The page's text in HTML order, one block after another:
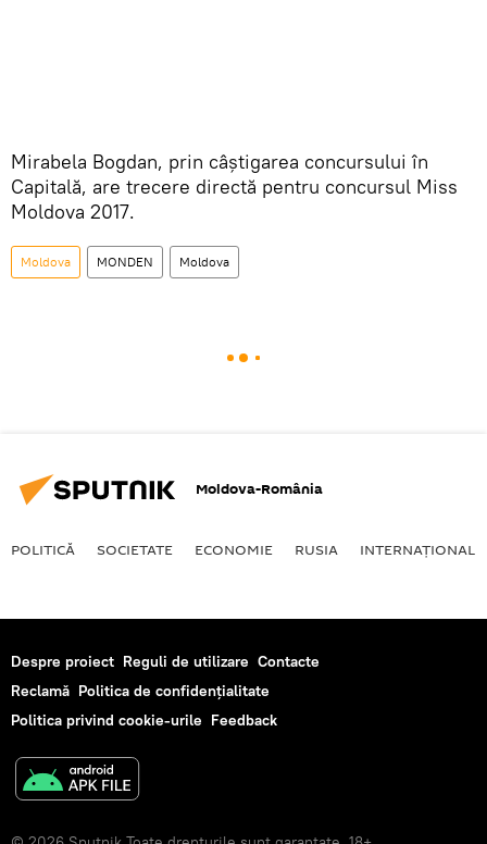
Mirabela Bogdan, prin câștigarea concursului în
Capitală, are trecere directă pentru concursul Miss
Moldova 2017.
Moldova MONDEN Moldova
Moldova-România
POLITICĂ SOCIETATE ECONOMIE RUSIA INTERNAŢIONAL
Despre proiect Reguli de utilizare Contacte
Reclamă Politica de confidențialitate
Politica privind cookie-urile Feedback